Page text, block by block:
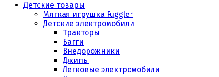
Детские товары
Мягкая игрушка Fuggler
Детские электромобили
Тракторы
Багги
Внедорожники
Джипы
Легковые электромобили